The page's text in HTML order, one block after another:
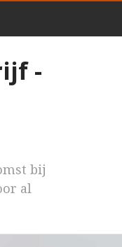
-
bij
al